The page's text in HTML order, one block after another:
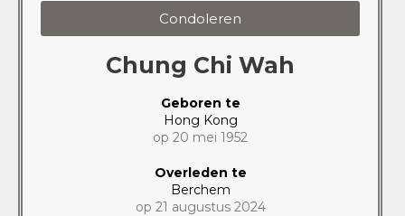
Condoleren
Chung Chi Wah
Geboren te
Hong Kong
op 20 mei 1952
Overleden te
Berchem
op 21 augustus 2024